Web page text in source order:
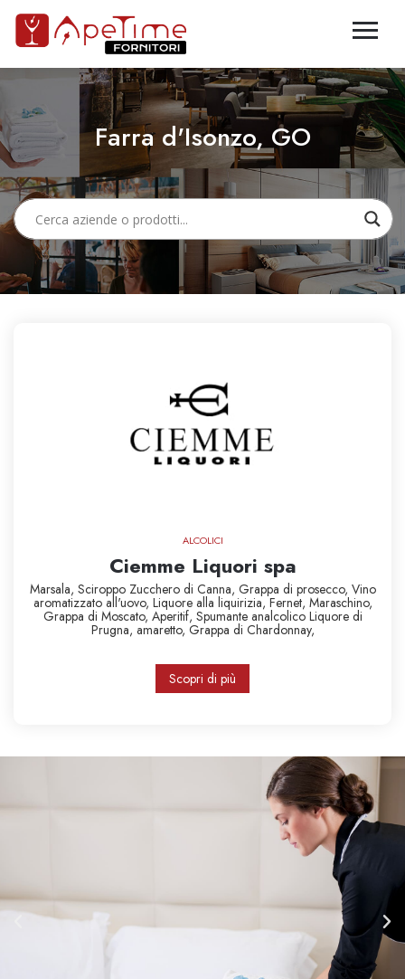
Farra d'Isonzo, GO
ALCOLICI
Ciemme Liquori spa
Marsala, Sciroppo Zucchero di Canna, Grappa di prosecco, Vino
aromatizzato all'uovo, Liquore alla liquirizia, Fernet, Maraschino,
Grappa di Moscato, Aperitif, Spumante analcolico Liquore di
Prugna, amaretto, Grappa di Chardonnay,
Scopri di più